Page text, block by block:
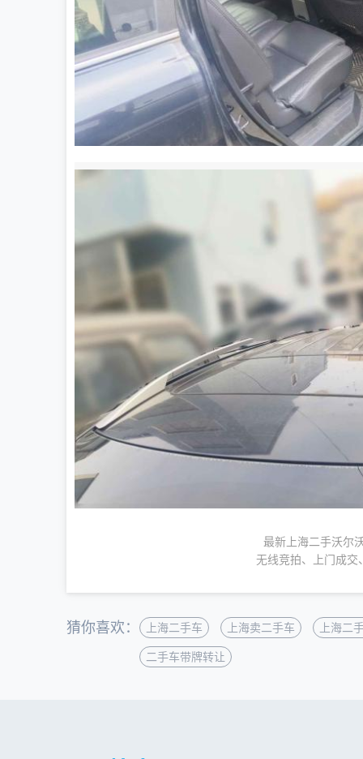
最新上海二手沃尔
无线竞拍、上门成交
猜你喜欢： 上海二手车 上海卖二手车 上海二
二手车带牌转让